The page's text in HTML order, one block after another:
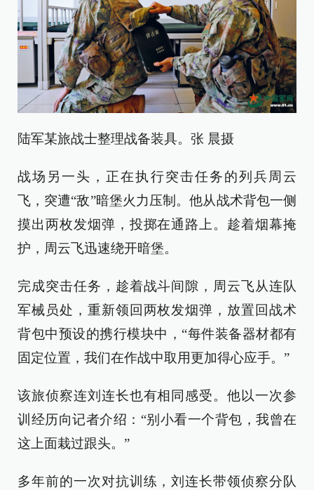
陆军某旅战士整理战备装具。张 晨摄
战场另一头，正在执行突击任务的列兵周云
飞，突遭“敌”暗堡火力压制。他从战术背包一侧
摸出两枚发烟弹，投掷在通路上。趁着烟幕掩
护，周云飞迅速绕开暗堡。
完成突击任务，趁着战斗间隙，周云飞从连队
军械员处，重新领回两枚发烟弹，放置回战术
背包中预设的携行模块中，“每件装备器材都有
固定位置，我们在作战中取用更加得心应手。”
该旅侦察连刘连长也有相同感受。他以一次参
训经历向记者介绍：“别小看一个背包，我曾在
这上面栽过跟头。”
多年前的一次对抗训练，刘连长带领侦察分队